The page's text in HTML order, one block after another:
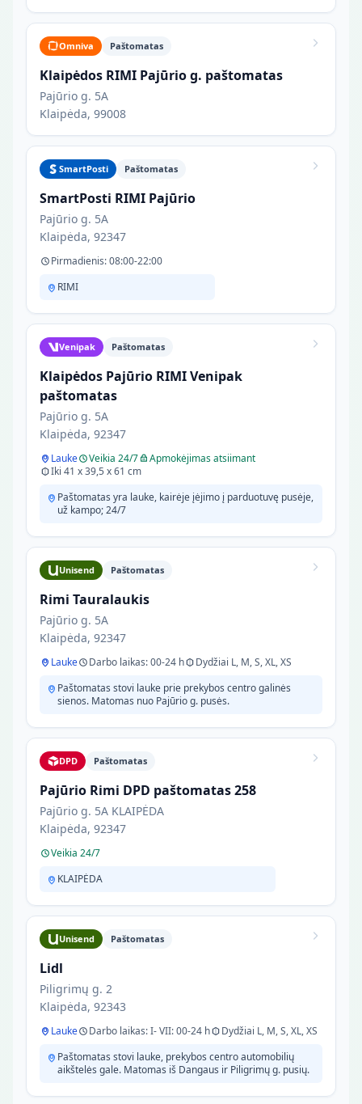
Omniva Paštomatas
Klaipėdos RIMI Pajūrio g. paštomatas
Pajūrio g. 5A
Klaipėda, 99008
SmartPosti Paštomatas
SmartPosti RIMI Pajūrio
Pajūrio g. 5A
Klaipėda, 92347
Pirmadienis: 08:00-22:00
RIMI
Venipak Paštomatas
Klaipėdos Pajūrio RIMI Venipak
paštomatas
Pajūrio g. 5A
Klaipėda, 92347
Lauke Veikia 24/7
Apmokėjimas atsiimant
Iki 41 x 39,5 x 61 cm
Paštomatas yra lauke, kairėje įėjimo į parduotuvę pusėje,
už kampo; 24/7
Unisend Paštomatas
Rimi Tauralaukis
Pajūrio g. 5A
Klaipėda, 92347
Lauke Darbo laikas: 00-24 h
Dydžiai L, M, S, XL, XS
Paštomatas stovi lauke prie prekybos centro galinės
sienos. Matomas nuo Pajūrio g. pusės.
DPD Paštomatas
Pajūrio Rimi DPD paštomatas 258
Pajūrio g. 5A KLAIPĖDA
Klaipėda, 92347
Veikia 24/7
KLAIPĖDA
Unisend Paštomatas
Lidl
Piligrimų g. 2
Klaipėda, 92343
Lauke Darbo laikas: I- VII: 00-24 h
Dydžiai L, M, S, XL, XS
Paštomatas stovi lauke, prekybos centro automobilių
aikštelės gale. Matomas iš Dangaus ir Piligrimų g. pusių.